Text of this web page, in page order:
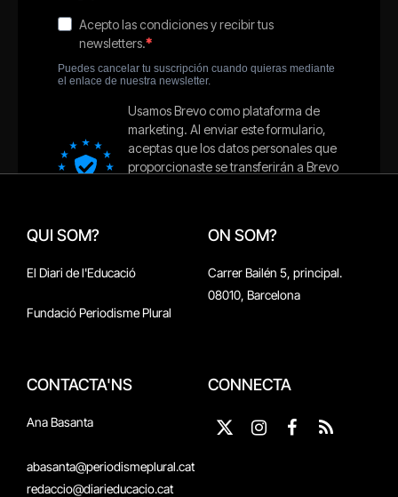
QUI SOM?
El Diari de l'Educació
Fundació Periodisme Plural
ON SOM?
Carrer Bailén 5, principal.
08010, Barcelona
CONTACTA'NS
Ana Basanta
abasanta@periodismeplural.cat
redaccio@diarieducacio.cat
CONNECTA
X
InstagramFacebook
RSS